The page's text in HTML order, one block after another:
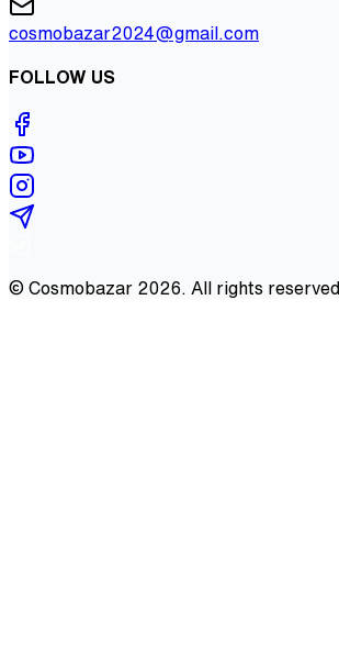
cosmobazar2024@gmail.com
FOLLOW US
© Cosmobazar 2026. All rights reserved